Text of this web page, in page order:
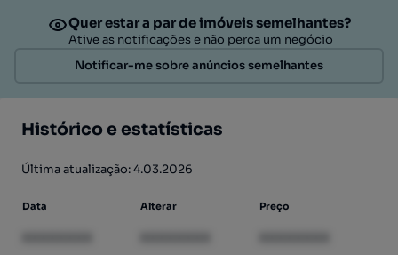
Quer estar a par de imóveis semelhantes?
Ative as notificações e não perca um negócio
Notificar-me sobre anúncios semelhantes
Histórico e estatísticas
Última atualização: 4.03.2026
Data Alterar Preço